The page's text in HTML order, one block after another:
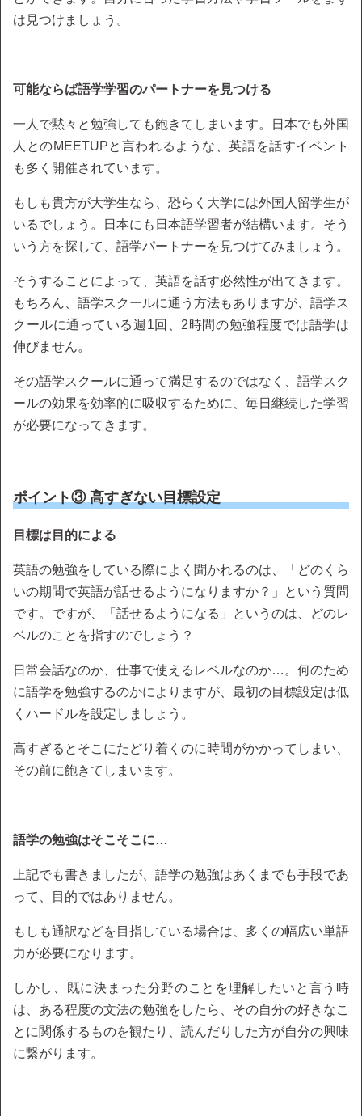
は見つけましょう。
可能ならば語学学習のパートナーを見つける
一人で黙々と勉強しても飽きてしまいます。日本でも外国
人とのMEETUPと言われるような、英語を話すイベント
も多く開催されています。
もしも貴方が大学生なら、恐らく大学には外国人留学生が
いるでしょう。日本にも日本語学習者が結構います。そう
いう方を探して、語学パートナーを見つけてみましょう。
そうすることによって、英語を話す必然性が出てきます。
もちろん、語学スクールに通う方法もありますが、語学ス
クールに通っている週1回、2時間の勉強程度では語学は
伸びません。
その語学スクールに通って満足するのではなく、語学スク
ールの効果を効率的に吸収するために、毎日継続した学習
が必要になってきます。
ポイント③ 高すぎない目標設定
目標は目的による
英語の勉強をしている際によく聞かれるのは、「どのくら
いの期間で英語が話せるようになりますか？」という質問
です。ですが、「話せるようになる」というのは、どのレ
ベルのことを指すのでしょう？
日常会話なのか、仕事で使えるレベルなのか…。何のため
に語学を勉強するのかによりますが、最初の目標設定は低
くハードルを設定しましょう。
高すぎるとそこにたどり着くのに時間がかかってしまい、
その前に飽きてしまいます。
語学の勉強はそこそこに…
上記でも書きましたが、語学の勉強はあくまでも手段であ
って、目的ではありません。
もしも通訳などを目指している場合は、多くの幅広い単語
力が必要になります。
しかし、既に決まった分野のことを理解したいと言う時
は、ある程度の文法の勉強をしたら、その自分の好きなこ
とに関係するものを観たり、読んだりした方が自分の興味
に繋がります。